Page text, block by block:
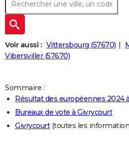
Retraite
Impôts
Epargne
Immobilier
Risques naturels par ville
Banque
Assurance
Crédit
AUTO
Essais
Réserver un essai
Citadines
Berlines
SUV
Forum auto
+
HIGH-TECH
Mobiles
Meilleur smartphone
Internet
Ordinateurs
Jeux vidéo
Guide high-tech
+
BRICOLAGE
Guides de France
Escapades
Patrimoine
Expositions
Musées
Week-end nature
LIFESTYLE
Art de vivre
Bien-être
Loisirs
Mode
Modes de vie
Voir aussi : Vittersbourg (57670)
Vibersviller (57670)
Sommaire :
Résultat des européennes 2024
Bureaux de vote à Givrycourt
Givrycourt(toutes les